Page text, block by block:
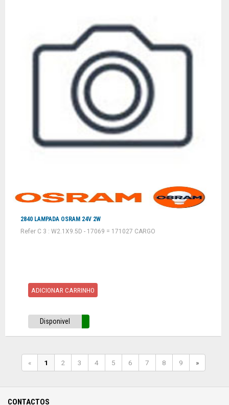
2840 LAMPADA OSRAM 24V 2W
Refer C 3 : W2.1X9.5D - 17069 = 171027 CARGO
ADICIONAR CARRINHO
Disponivel
« 1 2 3 4 5 6 7 8 9 »
CONTACTOS